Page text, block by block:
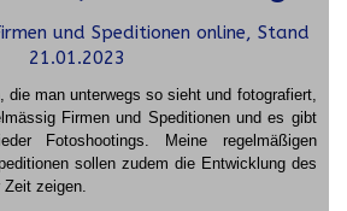
und Speditionen online, Stand
21.01.2023
die man unterwegs so sieht und fotografiert,
Firmen und Speditionen und es gibt
Fotoshootings.
Meine regelmäßigen
sollen zudem die Entwicklung des
Zeit zeigen.